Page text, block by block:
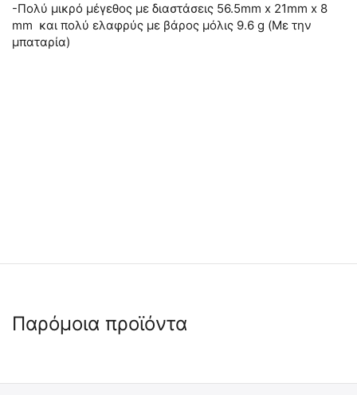
-Πολύ μικρό μέγεθος με διαστάσεις 56.5mm x 21mm x 8
mm και πολύ ελαφρύς με βάρος μόλις 9.6 g (Με την
μπαταρία)
Παρόμοια προϊόντα